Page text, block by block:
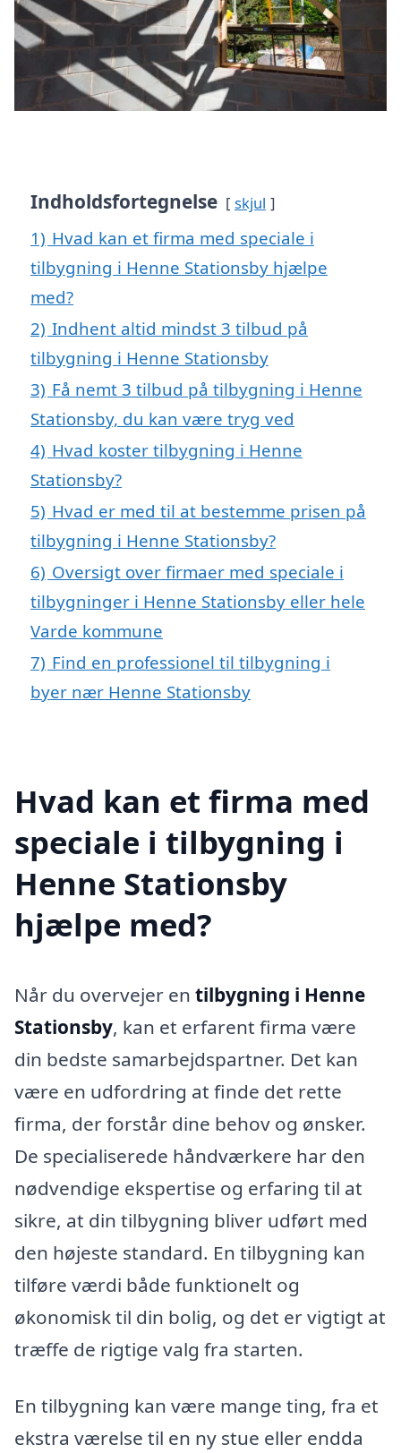
Indholdsfortegnelse skjul
1) Hvad kan et firma med speciale i
tilbygning i Henne Stationsby hjælpe
med?
2) Indhent altid mindst 3 tilbud på
tilbygning i Henne Stationsby
3) Få nemt 3 tilbud på tilbygning i Henne
Stationsby, du kan være tryg ved
4) Hvad koster tilbygning i Henne
Stationsby?
5) Hvad er med til at bestemme prisen på
tilbygning i Henne Stationsby?
6) Oversigt over firmaer med speciale i
tilbygninger i Henne Stationsby eller hele
Varde kommune
7) Find en professionel til tilbygning i
byer nær Henne Stationsby
Hvad kan et firma med
speciale i tilbygning i
Henne Stationsby
hjælpe med?
Når du overvejer en tilbygning i Henne
Stationsby, kan et erfarent firma være
din bedste samarbejdspartner. Det kan
være en udfordring at finde det rette
firma, der forstår dine behov og ønsker.
De specialiserede håndværkere har den
nødvendige ekspertise og erfaring til at
sikre, at din tilbygning bliver udført med
den højeste standard. En tilbygning kan
tilføre værdi både funktionelt og
økonomisk til din bolig, og det er vigtigt at
træffe de rigtige valg fra starten.
En tilbygning kan være mange ting, fra et
ekstra værelse til en ny stue eller endda